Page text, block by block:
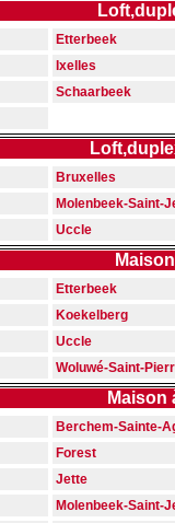
Etterbeek
Ixelles
Schaarbeek
Bruxelles
Molenbeek-Saint-
Uccle
Etterbeek
Koekelberg
Uccle
Woluwé-Saint-
Maison
Berchem-Sainte-
Forest
Jette
Molenbeek-Saint-